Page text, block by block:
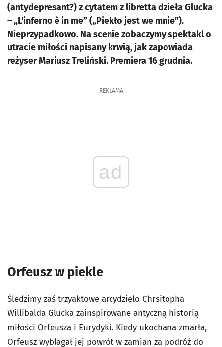
(antydepresant?) z cytatem z libretta dzieła Glucka
– „L'inferno è in me” („Piekło jest we mnie”).
Nieprzypadkowo. Na scenie zobaczymy spektakl o
utracie miłości napisany krwią, jak zapowiada
reżyser Mariusz Treliński. Premiera 16 grudnia.
REKLAMA
ad
Orfeusz w piekle
Śledzimy zaś trzyaktowe arcydzieło Chrsitopha
Willibalda Glucka zainspirowane antyczną historią
miłości Orfeusza i Eurydyki. Kiedy ukochana zmarła,
Orfeusz wybłagał jej powrót w zamian za podróż do